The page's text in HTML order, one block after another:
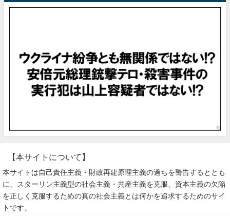
【本サイトについて】
本サイトは自己責任主義・財政再建原理主義の過ちを警告するととも
に、スターリン主義型の社会主義・共産主義を克服、資本主義の欠陥
を正しく克服するための真の社会主義とは何かを追求するためのサイ
トです。